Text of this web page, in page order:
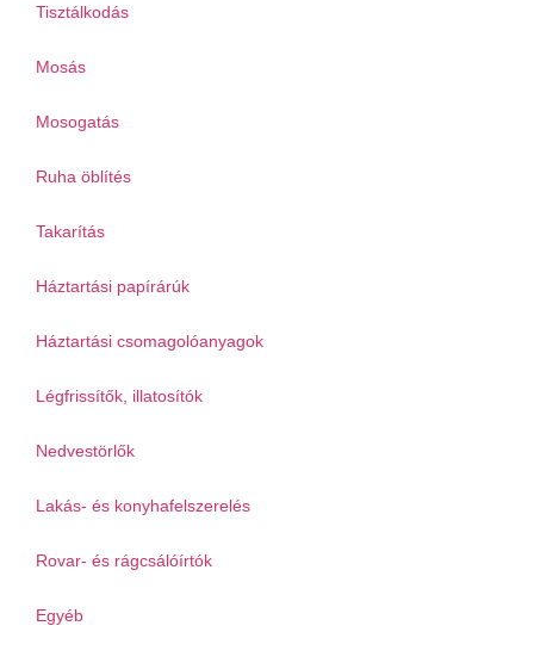
Tisztálkodás
Mosás
Mosogatás
Ruha öblítés
Takarítás
Háztartási papírárúk
Háztartási csomagolóanyagok
Légfrissítők, illatosítók
Nedvestörlők
Lakás- és konyhafelszerelés
Rovar- és rágcsálóírtók
Egyéb